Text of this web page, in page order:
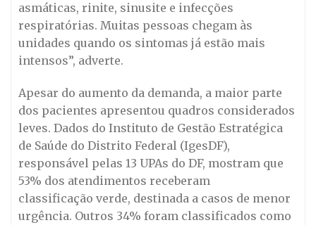
asmáticas, rinite, sinusite e infecções
respiratórias. Muitas pessoas chegam às
unidades quando os sintomas já estão mais
intensos”, adverte.
Apesar do aumento da demanda, a maior parte
dos pacientes apresentou quadros considerados
leves. Dados do Instituto de Gestão Estratégica
de Saúde do Distrito Federal (IgesDF),
responsável pelas 13 UPAs do DF, mostram que
53% dos atendimentos receberam
classificação verde, destinada a casos de menor
urgência. Outros 34% foram classificados como